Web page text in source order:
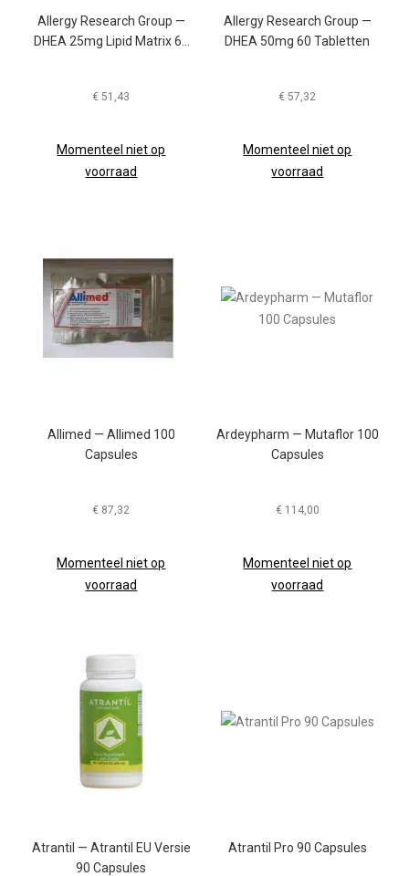
Allergy Research Group —
DHEA 25mg Lipid Matrix 60
€ 51,43
Momenteel niet op
voorraad
Allergy Research Group —
DHEA 50mg 60 Tabletten
€ 57,32
Momenteel niet op
voorraad
Allimed — Allimed 100
Capsules
€ 87,32
Momenteel niet op
voorraad
Ardeypharm — Mutaflor 100
Capsules
€114,00
Momenteel niet op
voorraad
Atrantil — Atrantil EU Versie
90 Capsules
Atrantil Pro 90 Capsules